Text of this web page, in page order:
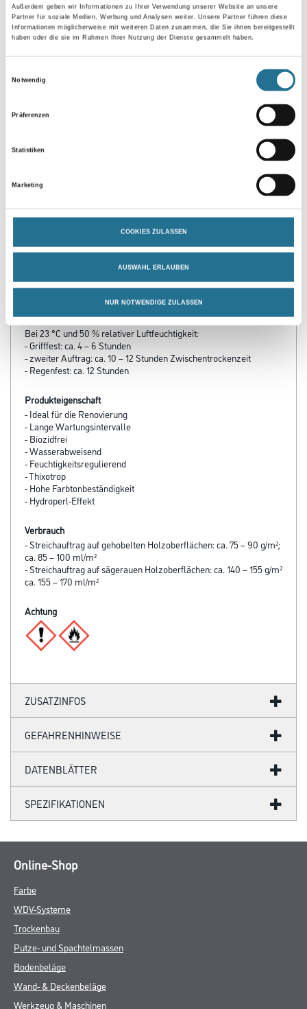
Außerdem geben wir Informationen zu Ihrer Verwendung unserer Website an unsere
Partner für soziale Medien, Werbung und Analysen weiter. Unsere Partner führen diese
Informationen möglicherweise mit weiteren Daten zusammen, die Sie ihnen bereitgestellt
haben oder die sie im Rahmen Ihrer Nutzung der Dienste gesammelt haben.
Notwendig
Präferenzen
Statistiken
Marketing
COOKIES ZULASSEN
AUSWAHL ERLAUBEN
NUR NOTWENDIGE ZULASSEN
Umrechnungsfaktoren
PRODUKTEIGENSCHAFTEN
Verarbeitungstemp./Luftfeuchte
- Material-, Umluft- und Untergrundtemperatur: mind. 5 °C
- Relative Luftfeuchte: ≤ 80 %
Verarbeitungszeit
Bei 23 °C und 50 % relativer Luftfeuchtigkeit:
- Grifffest: ca. 4 – 6 Stunden
- zweiter Auftrag: ca. 10 – 12 Stunden Zwischentrockenzeit
- Regenfest: ca. 12 Stunden
Produkteigenschaft
- Ideal für die Renovierung
- Lange Wartungsintervalle
- Biozidfrei
- Wasserabweisend
- Feuchtigkeitsregulierend
- Thixotrop
- Hohe Farbtonbeständigkeit
- Hydroperl-Effekt
Verbrauch
- Streichauftrag auf gehobelten Holzoberflächen: ca. 75 – 90 g/m²;
ca. 85 – 100 ml/m²
- Streichauftrag auf sägerauen Holzoberflächen: ca. 140 – 155 g/m²
ca. 155 – 170 ml/m²
Achtung
ZUSATZINFOS
GEFAHRENHINWEISE
DATENBLÄTTER
SPEZIFIKATIONEN
Online-Shop
Farbe
WDV-Systeme
Trockenbau
Putze- und Spachtelmassen
Bodenbeläge
Wand- & Deckenbeläge
Werkzeug & Maschinen